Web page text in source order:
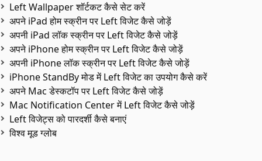
Left Wallpaper शॉर्टकट कैसे सेट करें
अपने iPad होम स्क्रीन पर Left विजेट कैसे जोड़ें
अपनी iPad लॉक स्क्रीन पर Left विजेट कैसे जोड़ें
अपने iPhone होम स्क्रीन पर Left विजेट कैसे जोड़ें
अपनी iPhone लॉक स्क्रीन पर Left विजेट कैसे जोड़ें
iPhone StandBy मोड में Left विजेट का उपयोग कैसे करें
अपने Mac डेस्कटॉप पर Left विजेट कैसे जोड़ें
Mac Notification Center में Left विजेट कैसे जोड़ें
Left विजेट्स को पारदर्शी कैसे बनाएं
विश्व मूड ग्लोब